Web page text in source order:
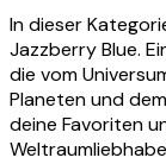
In dieser
Jazzberry Blue.
die vom
Planeten und
deine Favoriten